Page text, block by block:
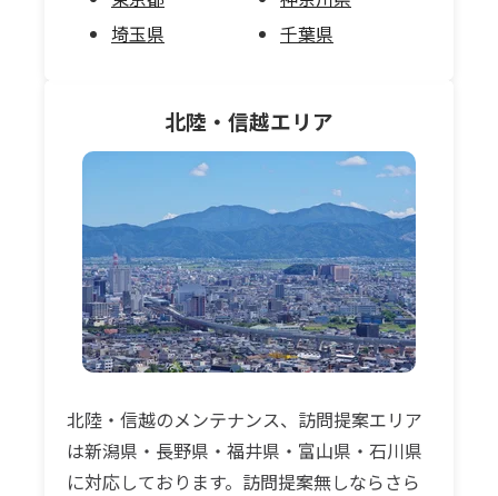
埼玉県
千葉県
北陸・信越エリア
北陸・信越のメンテナンス、訪問提案エリア
は新潟県・長野県・福井県・富山県・石川県
に対応しております。訪問提案無しならさら